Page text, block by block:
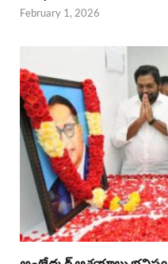
February 1, 2026